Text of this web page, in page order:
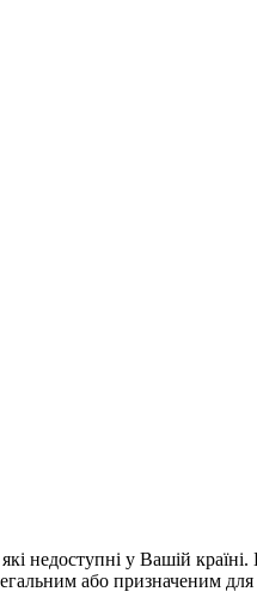
недоступні у Вашій країні.
або призначеним